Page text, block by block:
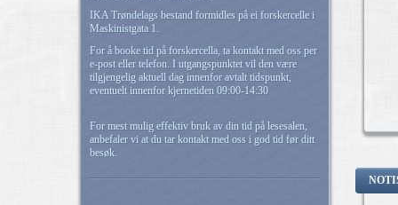
IKA Trøndelags bestand formidles på ei forskercelle i
Maskinistgata 1.
For å booke tid på forskercella, ta kontakt med oss per
e-post eller telefon. I utgangspunktet vil den være
tilgjengelig aktuell dag innenfor avtalt tidspunkt,
eventuelt innenfor kjernetiden 09:00-14:30
For mest mulig effektiv bruk av din tid på lesesalen,
anbefaler vi at du tar kontakt med oss i god tid før ditt
besøk.